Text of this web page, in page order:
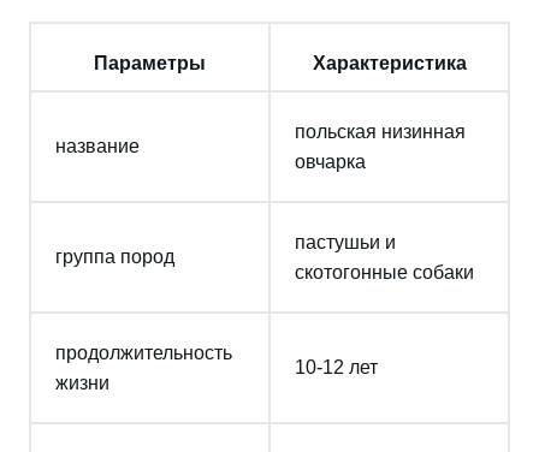
Параметры Характеристика
название
польская низинная
овчарка
группа пород
пастушьи и
скотогонные собаки
продолжительность
жизни
10-12 лет